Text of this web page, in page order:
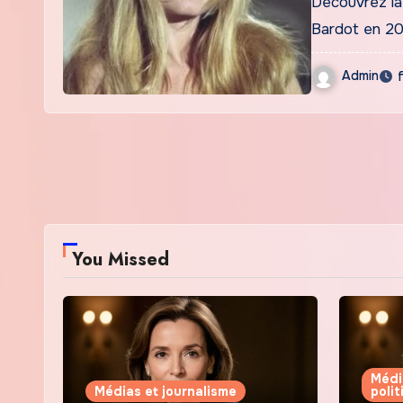
Bardot en
Admin
You Missed
Médias et journalisme